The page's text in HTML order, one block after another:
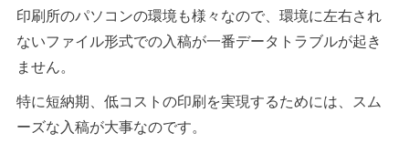
印刷所のパソコンの環境も様々なので、環境に左右され
ないファイル形式での入稿が一番データトラブルが起き
ません。
特に短納期、低コストの印刷を実現するためには、スム
ーズな入稿が大事なのです。